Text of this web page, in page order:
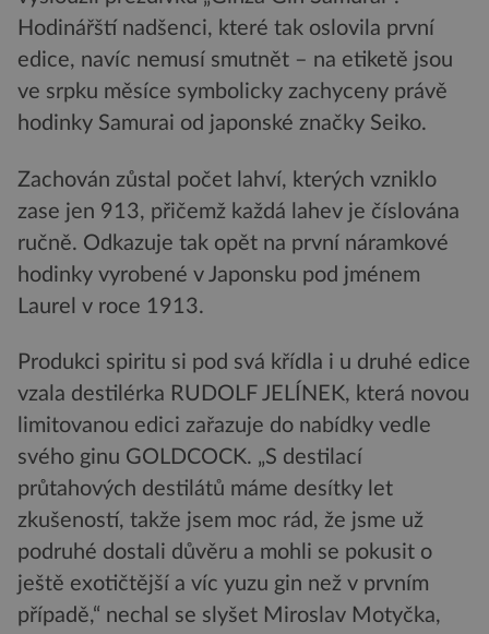
Hodinářští nadšenci, které tak oslovila první
edice, navíc nemusí smutnět – na etiketě jsou
ve srpku měsíce symbolicky zachyceny právě
hodinky Samurai od japonské značky Seiko.
Zachován zůstal počet lahví, kterých vzniklo
zase jen 913, přičemž každá lahev je číslována
ručně. Odkazuje tak opět na první náramkové
hodinky vyrobené v Japonsku pod jménem
Laurel v roce 1913.
Produkci spiritu si pod svá křídla i u druhé edice
vzala destilérka RUDOLF JELÍNEK, která novou
limitovanou edici zařazuje do nabídky vedle
svého ginu GOLDCOCK. „S destilací
průtahových destilátů máme desítky let
zkušeností, takže jsem moc rád, že jsme už
podruhé dostali důvěru a mohli se pokusit o
ještě exotičtější a víc yuzu gin než v prvním
případě,“ nechal se slyšet Miroslav Motyčka,